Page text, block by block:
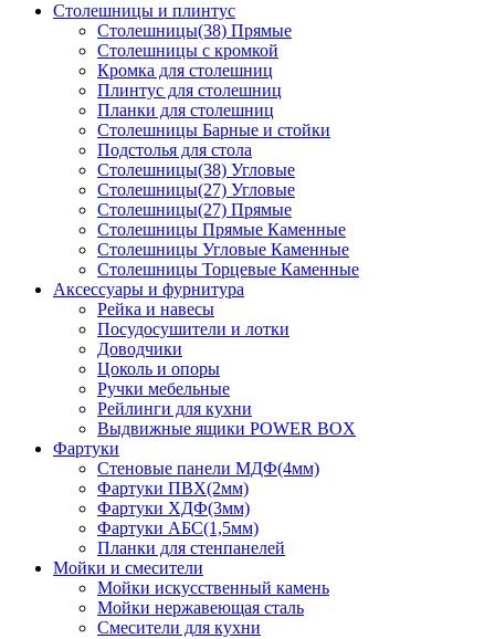
Столешницы и плинтус
Столешницы(38) Прямые
Столешницы с кромкой
Кромка для столешниц
Плинтус для столешниц
Планки для столешниц
Столешницы Барные и стойки
Подстолья для стола
Столешницы(38) Угловые
Столешницы(27) Угловые
Столешницы(27) Прямые
Столешницы Прямые Каменные
Столешницы Угловые Каменные
Столешницы Торцевые Каменные
Аксессуары и фурнитура
Рейка и навесы
Посудосушители и лотки
Доводчики
Цоколь и опоры
Ручки мебельные
Рейлинги для кухни
Выдвижные ящики POWER BOX
Фартуки
Стеновые панели МДФ(4мм)
Фартуки ПВХ(2мм)
Фартуки ХДФ(3мм)
Фартуки АБС(1,5мм)
Планки для стенпанелей
Мойки и смесители
Мойки искусственный камень
Мойки нержавеющая сталь
Смесители для кухни